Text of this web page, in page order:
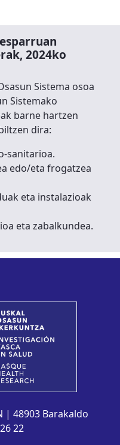
2024ko
Sistema osoa
Sistemako
barne hartzen
dira:
sanitarioa.
edo/eta frogatzea
eta instalazioak
eta zabalkundea.
| 48903 Barakaldo
22